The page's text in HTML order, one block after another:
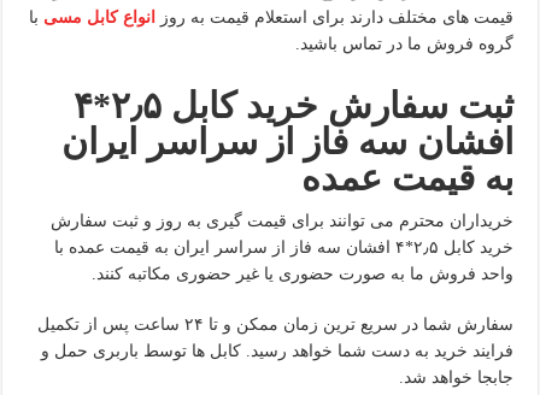
قیمت های مختلف دارند برای استعلام قیمت به روز
انواع کابل مسی با
گروه فروش ما در تماس باشید.
ثبت سفارش خرید کابل ۲٫۵*۴
افشان سه فاز از سراسر ایران
به قیمت عمده
خریداران محترم می توانند برای قیمت گیری به روز و ثبت سفارش
خرید کابل ۲٫۵*۴ افشان سه فاز از سراسر ایران به قیمت عمده با
واحد فروش ما به صورت حضوری یا غیر حضوری مکاتبه کنند.
سفارش شما در سریع ترین زمان ممکن و تا ۲۴ ساعت پس از تکمیل
فرایند خرید به دست شما خواهد رسید. کابل ها توسط باربری حمل و
جابجا خواهد شد.